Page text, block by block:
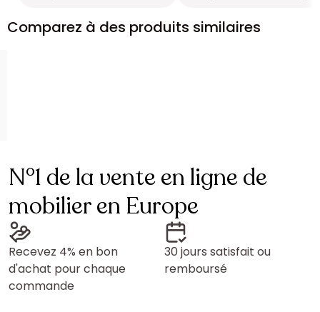
Comparez à des produits similaires
N°1 de la vente en ligne de
mobilier en Europe
Recevez 4% en bon
d'achat pour chaque
commande
30 jours satisfait ou
remboursé